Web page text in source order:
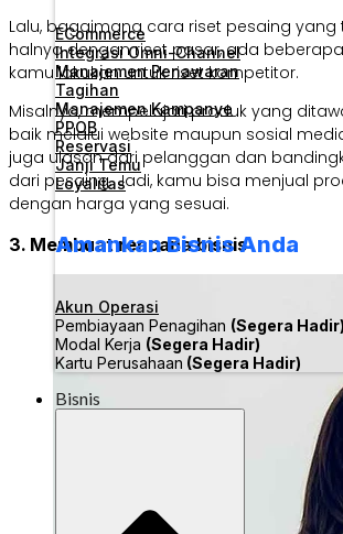
ECommerce
Integrasi Omni-Channel
Manajemen Penawaran
Tagihan
Manajemen Kampanye
PPOB
Reservasi
Janji Temu
Loyalitas
Amankan Bisnis Anda
Akun Operasi
Pembiayaan Penagihan (Segera Hadir)
Modal Kerja (Segera Hadir)
Kartu Perusahaan (Segera Hadir)
Bisnis
Lalu, bagaimana cara riset pesaing yang
halnya dengan riset pasar, ada
kamu lakukan untuk riset kompetitor.
Misalnya, mempelajari produk yang
baik melalui website maupun sosial
juga ulasan dari pelanggan dan
dari pesaing. Jadi, kamu bisa menjual
dengan harga yang sesuai.
3. Membuat rencana bisnis